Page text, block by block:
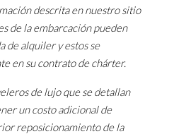
descrita en nuestro sitio
de la embarcación pueden
de alquiler y estos se
en su contrato de chárter.
de lujo que se detallan
un costo adicional de
reposicionamiento de la